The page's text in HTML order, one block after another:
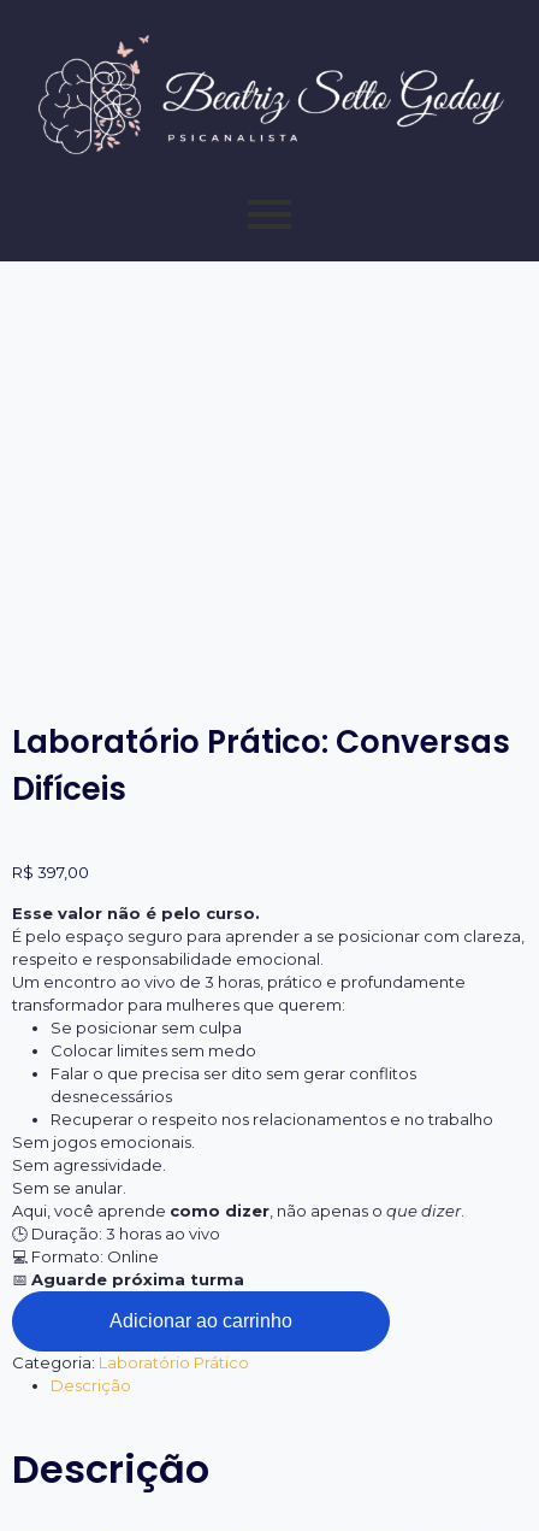
Laboratório Prático: Conversas
Difíceis
R$ 397,00
Esse valor não é pelo curso.
É pelo espaço seguro para aprender a se posicionar com clareza,
respeito e responsabilidade emocional.
Um encontro ao vivo de 3 horas, prático e profundamente
transformador para mulheres que querem:
Se posicionar sem culpa
Colocar limites sem medo
Falar o que precisa ser dito sem gerar conflitos
desnecessários
Recuperar o respeito nos relacionamentos e no trabalho
Sem jogos emocionais.
Sem agressividade.
Sem se anular.
Aqui, você aprende como dizer, não apenas o que dizer.
🕒 Duração: 3 horas ao vivo
💻 Formato: Online
📅 Aguarde próxima turma
Adicionar ao carrinho
Categoria: Laboratório Prático
Descrição
Descrição